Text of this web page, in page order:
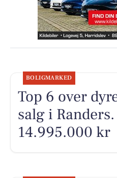
BOLIGMARKED
Top 6 over
salg i
14.995.000 kr